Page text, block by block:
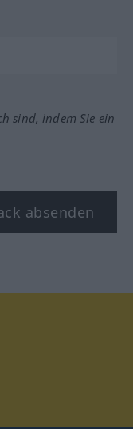
sind, indem Sie ein
absenden